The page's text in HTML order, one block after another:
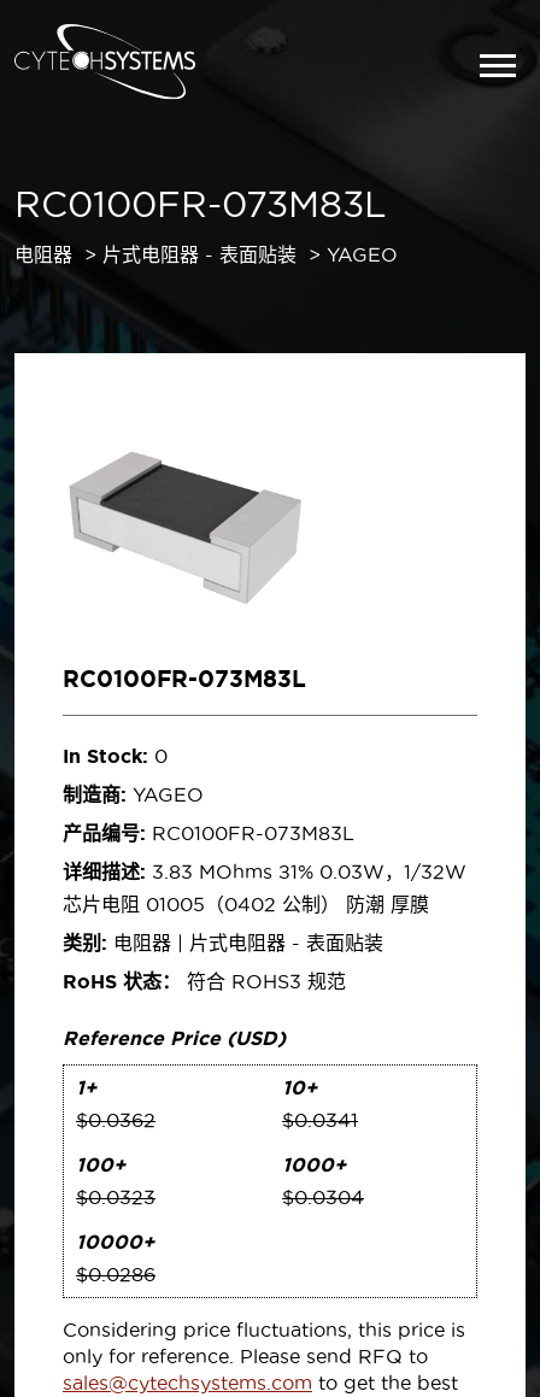
RC0100FR-073M83L
电阻器 片式电阻器 - 表面贴装 YAGEO
RC0100FR-073M83L
In Stock: 0
制造商: YAGEO
产品编号: RC0100FR-073M83L
详细描述: 3.83 MOhms ±1% 0.03W，1/32W
芯片电阻 01005（0402 公制） 防潮 厚膜
类别: 电阻器 | 片式电阻器 - 表面贴装
RoHS 状态：
符合 ROHS3 规范
Reference Price (USD)
1+
$0.0362
10+
$0.0341
100+
$0.0323
1000+
$0.0304
10000+
$0.0286
Considering price fluctuations, this price is
only for reference. Please send RFQ to
sales@cytechsystems.com to get the best